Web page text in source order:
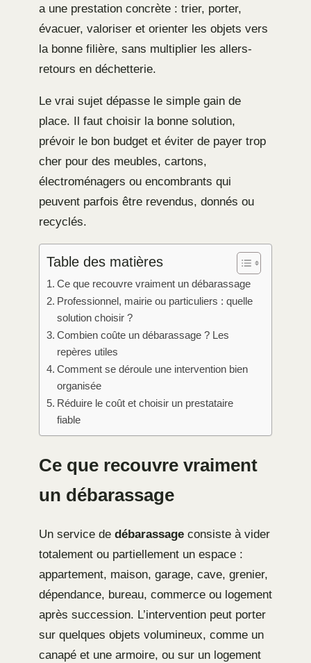
a une prestation concrète : trier, porter,
évacuer, valoriser et orienter les objets vers
la bonne filière, sans multiplier les allers-
retours en déchetterie.
Le vrai sujet dépasse le simple gain de
place. Il faut choisir la bonne solution,
prévoir le bon budget et éviter de payer trop
cher pour des meubles, cartons,
électroménagers ou encombrants qui
peuvent parfois être revendus, donnés ou
recyclés.
Table des matières
Ce que recouvre vraiment un débarassage
Professionnel, mairie ou particuliers : quelle
solution choisir ?
Combien coûte un débarassage ? Les
repères utiles
Comment se déroule une intervention bien
organisée
Réduire le coût et choisir un prestataire
fiable
Ce que recouvre vraiment
un débarassage
Un service de débarassage consiste à vider
totalement ou partiellement un espace :
appartement, maison, garage, cave, grenier,
dépendance, bureau, commerce ou logement
après succession. L’intervention peut porter
sur quelques objets volumineux, comme un
canapé et une armoire, ou sur un logement